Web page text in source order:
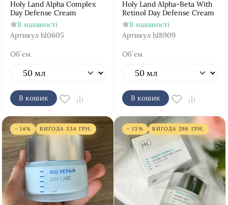
Holy Land Alpha Complex
Day Defense Cream
В наявності
Артикул hl0605
Об`єм
В кошик
Holy Land Alpha-Beta With
Retinol Day Defense Cream
В наявності
Артикул hl8909
Об`єм
В кошик
- 14% ВИГОДА 334 ГРН. - 13% ВИГОДА 296 ГРН.